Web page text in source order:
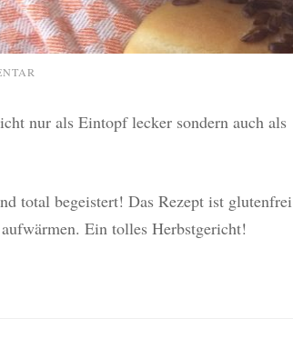
nur als Eintopf lecker sondern auch als
total begeistert! Das Rezept ist glutenfrei
Ein tolles Herbstgericht!